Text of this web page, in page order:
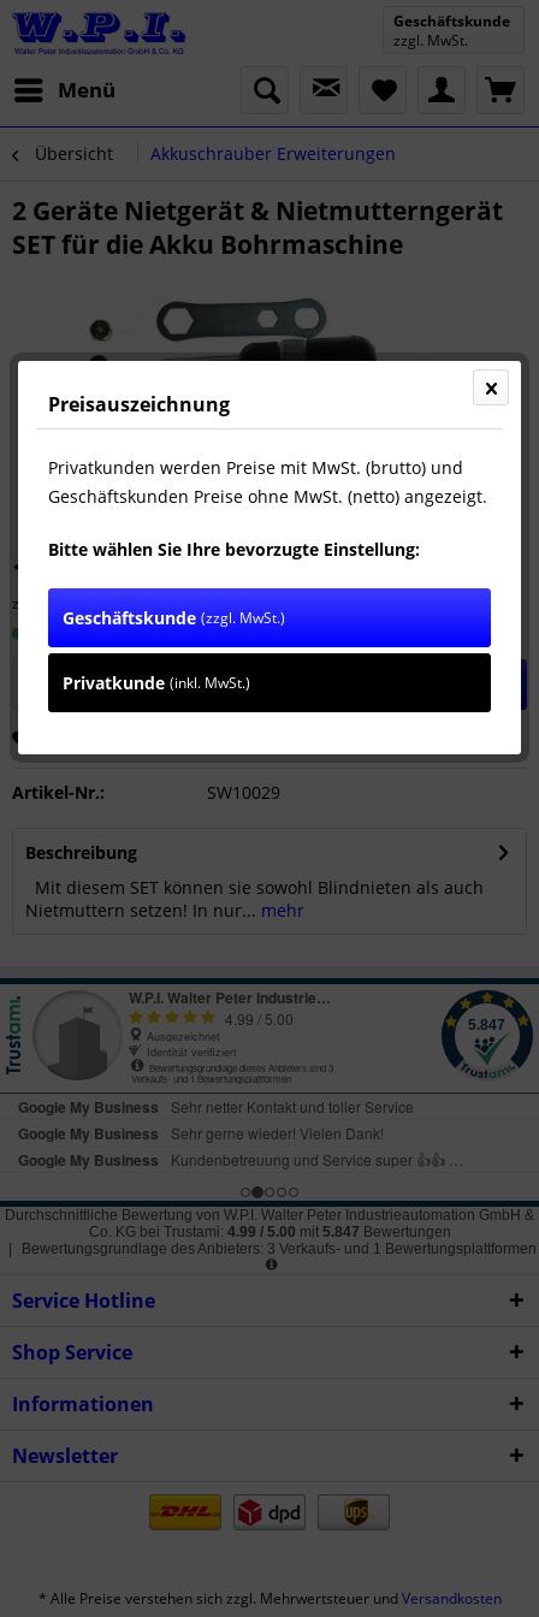
Menü
Geschäftskunde
zzgl. MwSt.
Übersicht Akkuschrauber Erweiterungen
2 Geräte Nietgerät & Nietmutterngerät
SET für die Akku Bohrmaschine
148,74 € *
zzgl. MwSt.
Sofort versandfertig, Lieferzeit ca. 1-3 Werktage
Artikel-Nr.: SW10029
Beschreibung
Mit diesem SET können sie sowohl Blindnieten als auch
Nietmuttern setzen! In nur... mehr
Durchschnittliche Bewertung von W.P.I. Walter Peter Industrieautomation GmbH &
Co. KG bei Trustami: 4.99 / 5.00 mit 5.847 Bewertungen
Bewertungsgrundlage des Anbieters: 3 Verkaufs- und 1 Bewertungsplattformen
Service Hotline
Shop Service
Informationen
Newsletter
* Alle Preise verstehen sich zzgl. Mehrwertsteuer undVersandkosten
Preisauszeichnung
Privatkunden werden Preise mit MwSt. (brutto) und
Geschäftskunden Preise ohne MwSt. (netto) angezeigt.
Bitte wählen Sie Ihre bevorzugte Einstellung:
Geschäftskunde (zzgl. MwSt.)
Privatkunde (inkl. MwSt.)